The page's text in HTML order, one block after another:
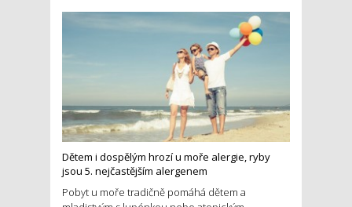
Dětem i dospělým hrozí u moře alergie, ryby
jsou 5. nejčastějším alergenem
Pobyt u moře tradičně pomáhá dětem a